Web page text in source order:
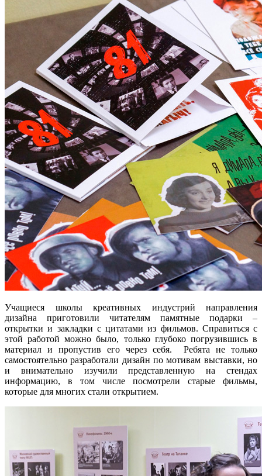
Учащиеся школы креативных индустрий направления
дизайна приготовили читателям памятные подарки –
открытки и закладки с цитатами из фильмов. Справиться с
этой работой можно было, только глубоко погрузившись в
материал и пропустив его через себя. Ребята не только
самостоятельно разработали дизайн по мотивам выставки, но
и внимательно изучили представленную на стендах
информацию, в том числе посмотрели старые фильмы,
которые для многих стали открытием.